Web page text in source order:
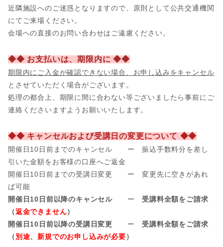
近隣施設へのご迷惑となりますので、原則として公共交通機関
にてご来場ください。
会場への直接のお問い合わせはご遠慮ください。
◆◆ お支払いは、期限内に ◆◆
期限内にご入金が確認できない場合、お申し込みをキャンセル
とさせていただく場合がございます。
処理の都合上、期限に間に合わない等ございましたら事前にご
連絡くださいますようお願いいたします。
◆◆ キャンセルおよび受講日の変更について ◆◆
開催日10日前までのキャンセル ー 振込手数料分を差し
引いた金額をお客様の口座へご返金
開催日10日前までの受講日変更 ー 変更先に空きがあれ
ば可能
開催日10日前以降のキャンセル ー受講料全額をご請求
（返金できません）
開催日10日前以降の受講日変更 ー受講料全額をご請求
（別途、新規でのお申し込みが必要）